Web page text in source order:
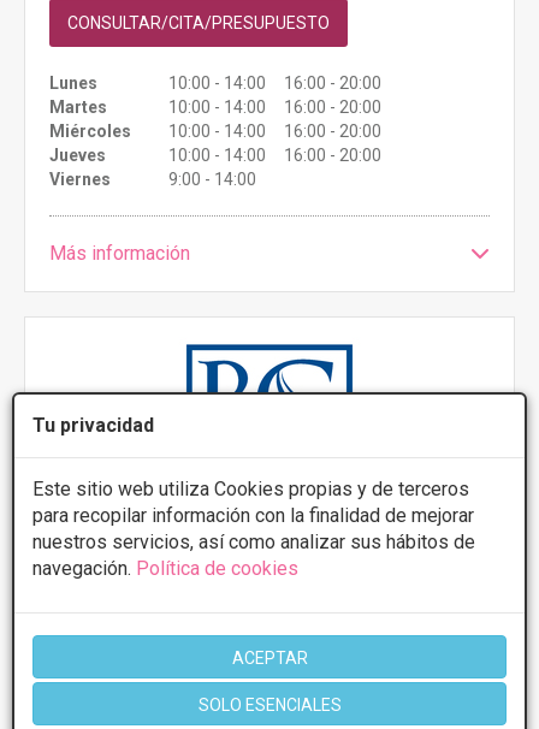
Tu privacidad
Este sitio web utiliza Cookies propias y de terceros
para recopilar información con la finalidad de mejorar
nuestros servicios, así como analizar sus hábitos de
navegación. Política de cookies
ACEPTAR
SOLO ESENCIALES
CONSULTAR/CITA/PRESUPUESTO
Lunes
10:00 - 14:00 16:00 - 20:00
Martes
10:00 - 14:00 16:00 - 20:00
Miércoles
10:00 - 14:00 16:00 - 20:00
Jueves
10:00 - 14:00 16:00 - 20:00
Viernes
9:00 - 14:00
Más información
Dr. Blas García - Cirugía Plástica y Estética Facial
4.8 11 Opiniones
C/ Enrique Wolfson 8, Santa Cruz de
Tenerife
VER MAPA